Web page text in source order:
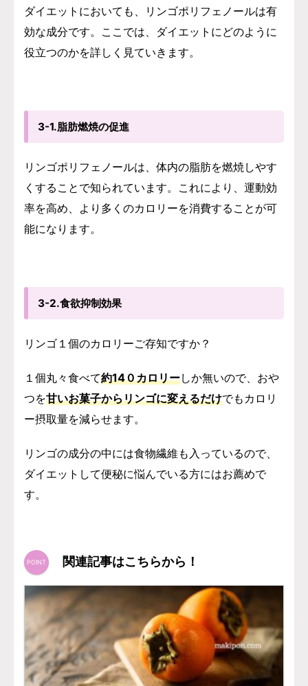
ダイエットにおいても、リンゴポリフェノールは有
効な成分です。ここでは、ダイエットにどのように
役立つのかを詳しく見ていきます。
3-1.脂肪燃焼の促進
リンゴポリフェノールは、体内の脂肪を燃焼しやす
くすることで知られています。これにより、運動効
率を高め、より多くのカロリーを消費することが可
能になります。
3-2.食欲抑制効果
リンゴ１個のカロリーご存知ですか？
１個丸々食べて約14０カロリーしか無いので、おや
つを甘いお菓子からリンゴに変えるだけでもカロリ
ー摂取量を減らせます。
リンゴの成分の中には食物繊維も入っているので、
ダイエットして便秘に悩んでいる方にはお薦めで
す。
関連記事はこちらから！